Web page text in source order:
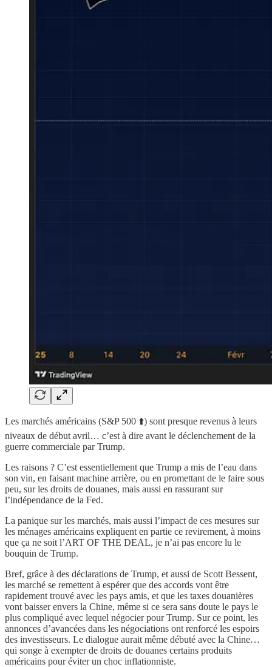
Les marchés américains (S&P 500 ⬆️) sont presque revenus à leurs
niveaux de début avril… c’est à dire avant le déclenchement de la
guerre commerciale par Trump.
Les raisons ? C’est essentiellement que Trump a mis de l’eau dans
son vin, en faisant machine arrière, ou en promettant de le faire sous
peu, sur les droits de douanes, mais aussi en rassurant sur
l’indépendance de la Fed.
La panique sur les marchés, mais aussi l’impact de ces mesures sur
les ménages américains expliquent en partie ce revirement, à moins
que ça ne soit l’ART OF THE DEAL, je n’ai pas encore lu le
bouquin de Trump.
Bref, grâce à des déclarations de Trump, et aussi de Scott Bessent,
les marché se remettent à espérer que des accords vont être
rapidement trouvé avec les pays amis, et que les taxes douanières
vont baisser envers la Chine, même si ce sera sans doute le pays le
plus compliqué avec lequel négocier pour Trump. Sur ce point, les
annonces d’avancées dans les négociations ont renforcé les espoirs
des investisseurs. Le dialogue aurait même débuté avec la Chine…
qui songe à exempter de droits de douanes certains produits
américains pour éviter un choc inflationniste.